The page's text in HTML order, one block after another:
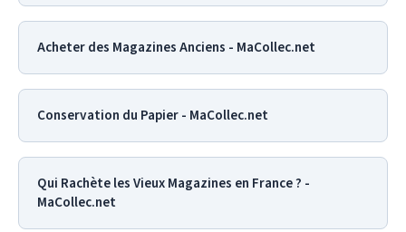
Acheter des Magazines Anciens - MaCollec.net
Conservation du Papier - MaCollec.net
Qui Rachète les Vieux Magazines en France ? -
MaCollec.net